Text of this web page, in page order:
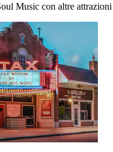
Music con altre